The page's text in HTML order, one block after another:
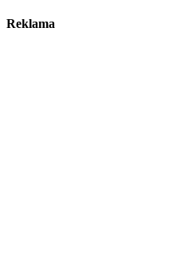
Reklama